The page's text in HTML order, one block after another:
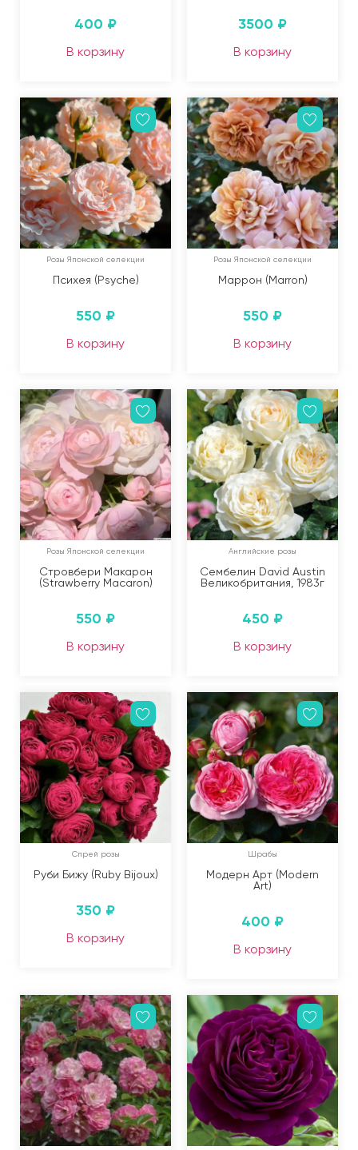
400 ₽
В корзину
3500 ₽
В корзину
Розы Японской селекции
Психея (Psyche)
550 ₽
В корзину
Розы Японской селекции
Маррон (Marron)
550 ₽
В корзину
Розы Японской селекции
Стровбери Макарон
(Strawberry Macaron)
550 ₽
В корзину
Английские розы
Сембелин David Austin
Великобритания, 1983г
450 ₽
В корзину
Спрей розы
Руби Бижу (Ruby Bijoux)
350 ₽
В корзину
Шрабы
Модерн Арт (Modern
Art)
400 ₽
В корзину